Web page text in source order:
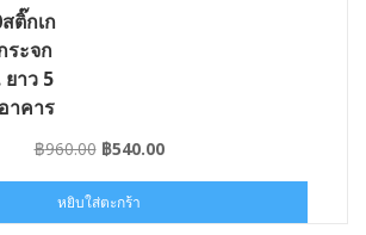
ติ๊กเก
ะจก
าว 5
าคาร
฿960.00 Original
was:
฿960.00.
฿540.00Current
฿540.00.
หยิบใส่ตะกร้า